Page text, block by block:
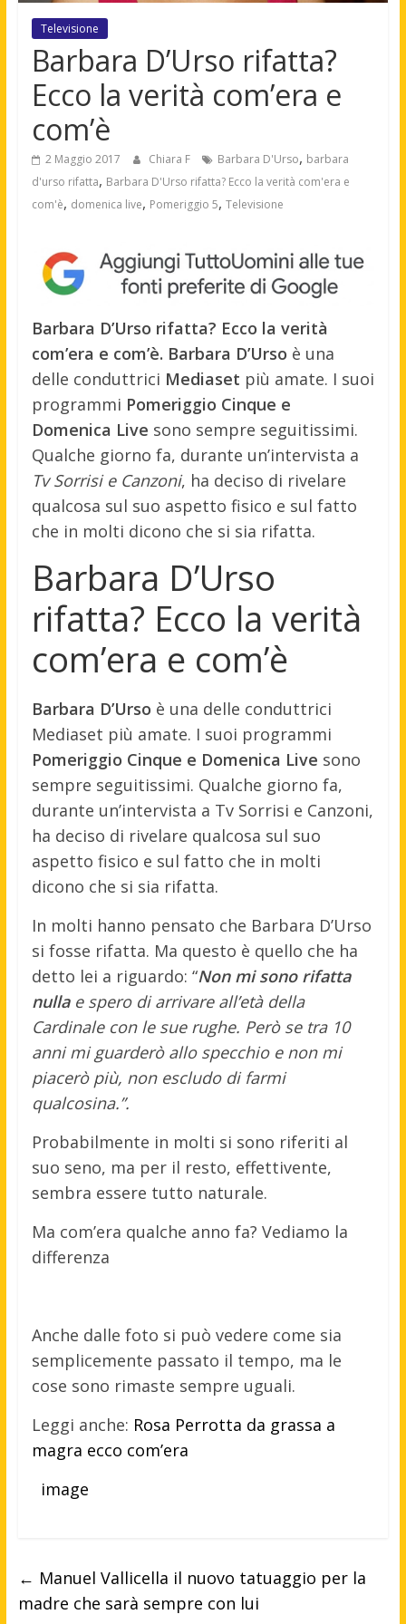
Televisione
Barbara D’Urso rifatta?
Ecco la verità com’era e
com’è
2 Maggio 2017 Chiara F Barbara D'Urso, barbara
d'urso rifatta, Barbara D'Urso rifatta? Ecco la verità com'era e
com'è, domenica live, Pomeriggio 5, Televisione
Barbara D’Urso rifatta? Ecco la verità
com’era e com’è. Barbara D’Urso è una
delle conduttrici Mediaset più amate. I suoi
programmi Pomeriggio Cinque e
Domenica Live sono sempre seguitissimi.
Qualche giorno fa, durante un’intervista a
Tv Sorrisi e Canzoni, ha deciso di rivelare
qualcosa sul suo aspetto fisico e sul fatto
che in molti dicono che si sia rifatta.
Barbara D’Urso
rifatta? Ecco la verità
com’era e com’è
Barbara D’Urso è una delle conduttrici
Mediaset più amate. I suoi programmi
Pomeriggio Cinque e Domenica Live sono
sempre seguitissimi. Qualche giorno fa,
durante un’intervista a Tv Sorrisi e Canzoni,
ha deciso di rivelare qualcosa sul suo
aspetto fisico e sul fatto che in molti
dicono che si sia rifatta.
In molti hanno pensato che Barbara D’Urso
si fosse rifatta. Ma questo è quello che ha
detto lei a riguardo: “Non mi sono rifatta
nullae spero di arrivare all’età della
Cardinale con le sue rughe. Però se tra 10
anni mi guarderò allo specchio e non mi
piacerò più, non escludo di farmi
qualcosina.”.
Probabilmente in molti si sono riferiti al
suo seno, ma per il resto, effettivente,
sembra essere tutto naturale.
Ma com’era qualche anno fa? Vediamo la
differenza
Anche dalle foto si può vedere come sia
semplicemente passato il tempo, ma le
cose sono rimaste sempre uguali.
Leggi anche: Rosa Perrotta da grassa a
magra ecco com’era
image
← Manuel Vallicella il nuovo tatuaggio per la
madre che sarà sempre con lui